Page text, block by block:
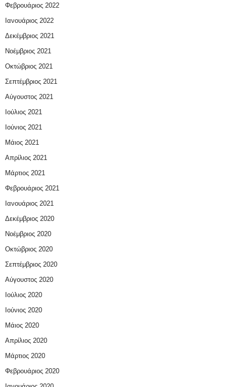
Φεβρουάριος 2022
Ιανουάριος 2022
Δεκέμβριος 2021
Νοέμβριος 2021
Οκτώβριος 2021
Σεπτέμβριος 2021
Αύγουστος 2021
Ιούλιος 2021
Ιούνιος 2021
Μάιος 2021
Απρίλιος 2021
Μάρτιος 2021
Φεβρουάριος 2021
Ιανουάριος 2021
Δεκέμβριος 2020
Νοέμβριος 2020
Οκτώβριος 2020
Σεπτέμβριος 2020
Αύγουστος 2020
Ιούλιος 2020
Ιούνιος 2020
Μάιος 2020
Απρίλιος 2020
Μάρτιος 2020
Φεβρουάριος 2020